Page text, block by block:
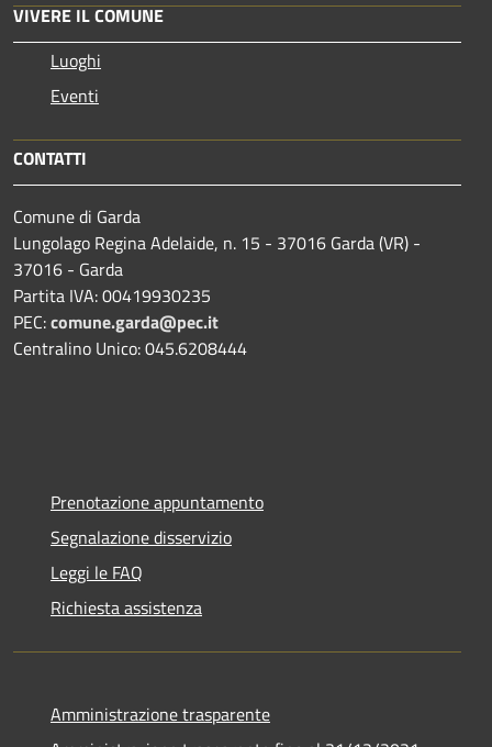
VIVERE IL COMUNE
Luoghi
Eventi
CONTATTI
Comune di Garda
Lungolago Regina Adelaide, n. 15 - 37016 Garda (VR) -
37016 - Garda
Partita IVA: 00419930235
PEC:comune.garda@pec.it
Centralino Unico: 045.6208444
Prenotazione appuntamento
Segnalazione disservizio
Leggi le FAQ
Richiesta assistenza
Amministrazione trasparente